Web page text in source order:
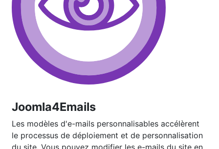
Joomla4Emails
Les modèles d'e-mails personnalisables accélèrent
le processus de déploiement et de personnalisation
du site. Vous pouvez modifier les e-mails du site en